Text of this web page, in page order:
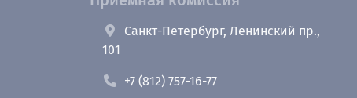
Санкт-Петербург, Ленинский пр.,
101
+7 (812) 757-16-77